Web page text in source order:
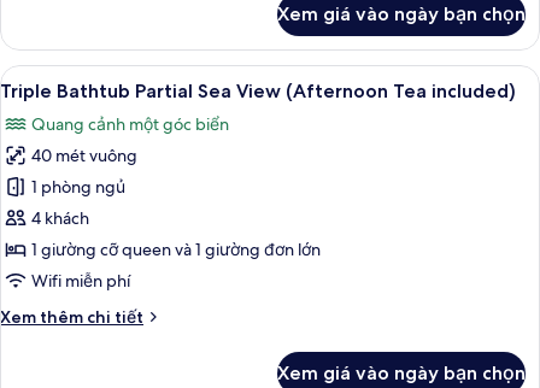
included)
Deluxe
Twin
Bathtub
with
Window
(Afternoon
Tea
included)
Xem giá vào ngày bạn chọn
Xem
tất
cả
ảnh
Triple
Bathtub
Partial
Sea
(Afternoon
Triple Bathtub Partial Sea View
11
Triple Bathtub Partial Sea View (Afternoon Tea included)
Quang cảnh một góc biển
40 mét vuông
1 phòng ngủ
4 khách
1 giường cỡ queen và 1 giường đơn lớn
Wifi miễn phí
Xem thêm chi tiết
Chi
Xem giá vào ngày bạn chọn